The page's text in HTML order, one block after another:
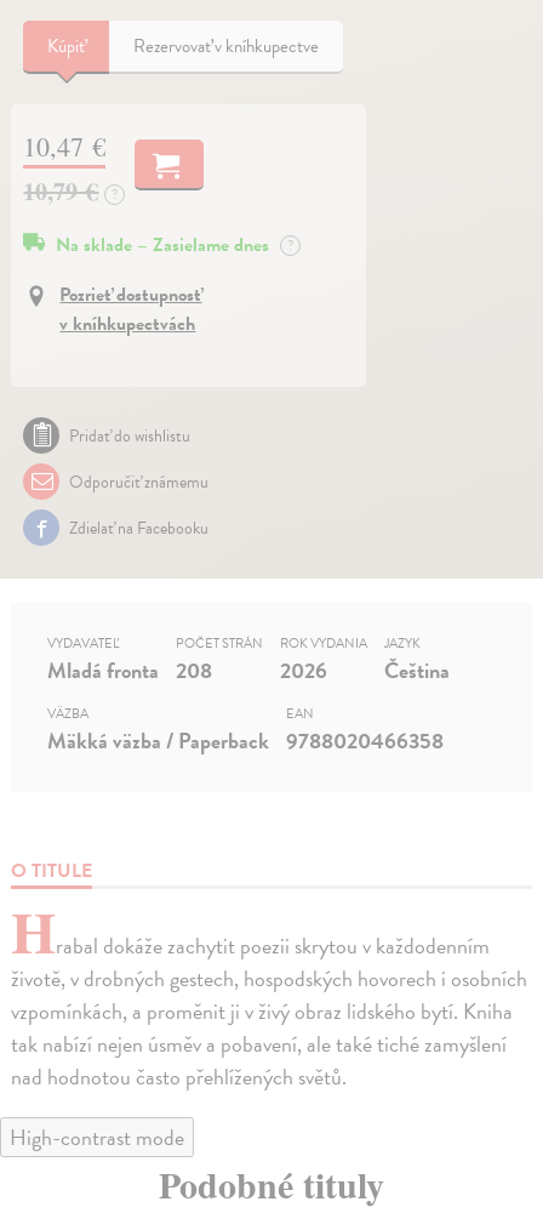
Kúpiť Rezervovať v kníhkupectve
10,47 €
10,79 €
?
Na sklade – Zasielame dnes ?
Pozrieť dostupnosť
v kníhkupectvách
Pridať do wishlistu
Odporučiť známemu
Zdielať na Facebooku
O TITULE
Hrabal dokáže zachytit poezii skrytou v každodenním
životě, v drobných gestech, hospodských hovorech i osobních
vzpomínkách, a proměnit ji v živý obraz lidského bytí. Kniha
tak nabízí nejen úsměv a pobavení, ale také tiché zamyšlení
nad hodnotou často přehlížených světů.
VYDAVATEĽ
Mladá fronta
POČET STRÁN
208
ROK VYDANIA
2026
JAZYK
Čeština
VÄZBA
Mäkká väzba / Paperback
EAN
9788020466358
High-contrast mode
Podobné tituly